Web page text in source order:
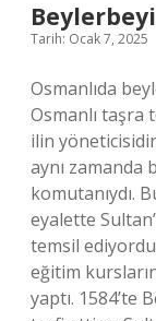
Tarih: Ocak 7, 2025
Osmanlıda
Osmanlı taşra
ilin
aynı
komutanıydı.
eyalette
temsil
eğitim
yaptı. 1584’te